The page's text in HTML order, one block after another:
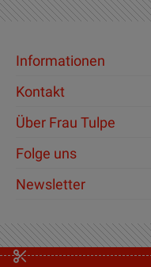
Informationen
Kontakt
Über Frau Tulpe
Folge uns
Newsletter